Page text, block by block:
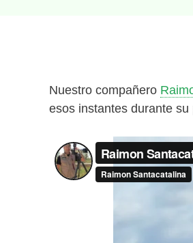
Nuestro compañero
esos instantes durante